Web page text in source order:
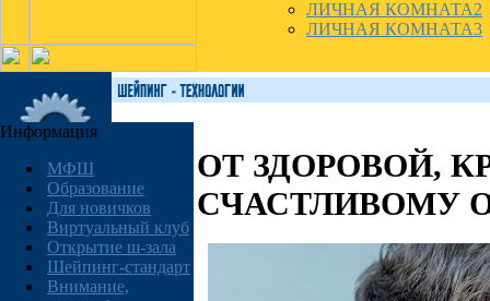
ЛИЧНАЯ КОМНАТА2
ЛИЧНАЯ КОМНАТА3
Информация
МФШ
Образование
Для новичков
Виртуальный клуб
Открытие ш-зала
Шейпинг-стандарт
Внимание,
ОТ ЗДОРОВОЙ,
СЧАСТЛИВОМУ